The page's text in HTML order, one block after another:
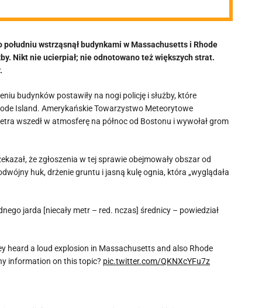
wstrząsnął budynkami w Massachusetts i Rhode
Nikt nie ucierpiał; nie odnotowano też większych strat.
budynków postawiły na nogi policję i służby, które
Island. Amerykańskie Towarzystwo Meteorytowe
wszedł w atmosferę na północ od Bostonu i wywołał grom
że zgłoszenia w tej sprawie obejmowały obszar od
huk, drżenie gruntu i jasną kulę ognia, która „wyglądała
jarda [niecały metr – red. nczas] średnicy – powiedział
a loud explosion in Massachusetts and also Rhode
information on this topic? pic.twitter.com/QKNXcYFu7z